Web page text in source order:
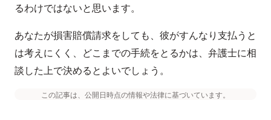
るわけではないと思います。
あなたが損害賠償請求をしても、彼がすんなり支払うと
は考えにくく、どこまでの手続をとるかは、弁護士に相
談した上で決めるとよいでしょう。
この記事は、公開日時点の情報や法律に基づいています。